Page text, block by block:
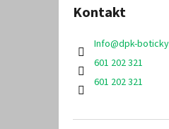
Kontakt
Info@dpk-
601 202 321
601 202 321